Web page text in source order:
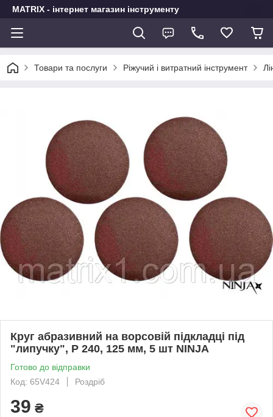
MATRIX - інтернет магазин інструменту
Товари та послуги Ріжучий і витратний інструмент
Круг абразивний на ворсовій підкладці під
"липучку", P 240, 125 мм, 5 шт NINJA
Готово до відправки
Код: 65V424
Роздріб
39 ₴